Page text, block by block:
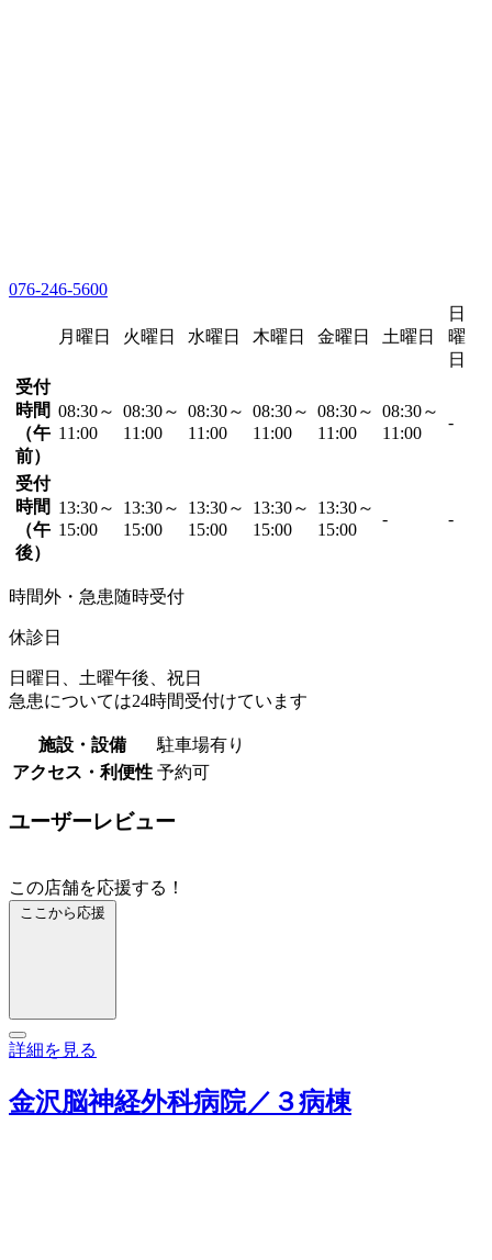
076-246-5600
月曜日 火曜日 水曜日 木曜日 金曜日 土曜日
日
曜
日
受付
時間
（午
前）
08:30～
11:00
08:30～
11:00
08:30～
11:00
08:30～
11:00
08:30～
11:00
08:30～
11:00
-
受付
時間
（午
後）
13:30～
15:00
13:30～
15:00
13:30～
15:00
13:30～
15:00
13:30～
15:00
- -
時間外・急患随時受付
休診日
日曜日、土曜午後、祝日
急患については24時間受付けています
施設・設備
駐車場有り
アクセス・利便性 予約可
ユーザーレビュー
この店舗を応援する！
ここから応援
詳細を見る
金沢脳神経外科病院／３病棟